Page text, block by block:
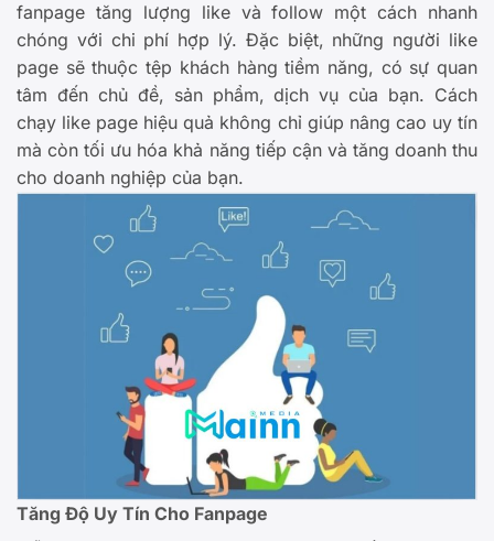
fanpage tăng lượng like và follow một cách nhanh
chóng với chi phí hợp lý. Đặc biệt, những người like
page sẽ thuộc tệp khách hàng tiềm năng, có sự quan
tâm đến chủ đề, sản phẩm, dịch vụ của bạn. Cách
chạy like page hiệu quả không chỉ giúp nâng cao uy tín
mà còn tối ưu hóa khả năng tiếp cận và tăng doanh thu
cho doanh nghiệp của bạn.
Tăng Độ Uy Tín Cho Fanpage